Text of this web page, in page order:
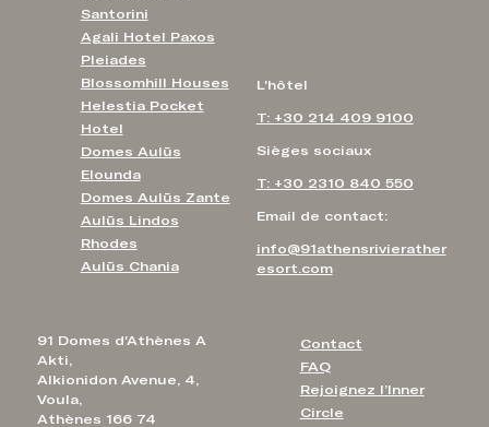
91 Domes d'Athènes A
Akti,
Alkionidon Avenue, 4,
Voula,
Athènes 166 74
Contact
FAQ
Rejoignez l’Inner
Circle
L'hôtel
T: +30 214 409 9100
Sièges sociaux
T: +30 2310 840 550
Email de contact:
info@91athensrivierather
esort.com
Santorini
Agali Hotel Paxos
Pleiades
Blossomhill Houses
Helestia Pocket
Hotel
Domes Aulūs
Elounda
Domes Aulūs Zante
Aulūs Lindos
Rhodes
Aulūs Chania